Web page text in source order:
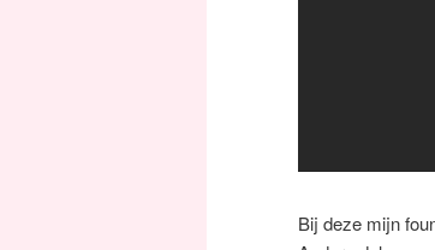
Bij deze mijn